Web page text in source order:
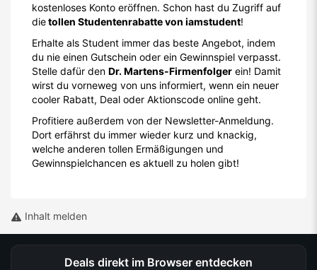
kostenloses Konto eröffnen. Schon hast du Zugriff auf
dietollen Studentenrabatte von iamstudent!
Erhalte als Student immer das beste Angebot, indem
du nie einen Gutschein oder ein Gewinnspiel verpasst.
Stelle dafür den Dr. Martens-Firmenfolger ein! Damit
wirst du vorneweg von uns informiert, wenn ein neuer
cooler Rabatt, Deal oder Aktionscode online geht.
Profitiere außerdem von der Newsletter-Anmeldung.
Dort erfährst du immer wieder kurz und knackig,
welche anderen tollen Ermäßigungen und
Gewinnspielchancen es aktuell zu holen gibt!
Inhalt melden
Deals direkt im Browser entdecken